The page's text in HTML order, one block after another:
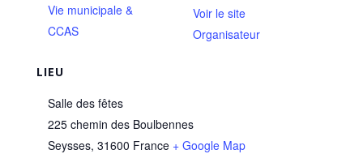
Vie municipale &
CCAS
LIEU
Salle des fêtes
225 chemin des Boulbennes
Seysses, 31600 France + Google Map
Voir le site
Organisateur